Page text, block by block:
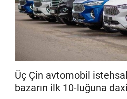
Üç Çin avtomobil
bazarın ilk 10-luğuna